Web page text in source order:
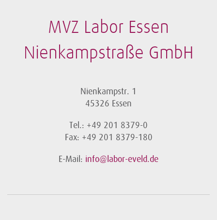
MVZ Labor Essen
Nienkampstraße GmbH
Nienkampstr. 1
45326 Essen
Tel.: +49 201 8379-0
Fax: +49 201 8379-180
E-Mail: info@labor-eveld.de